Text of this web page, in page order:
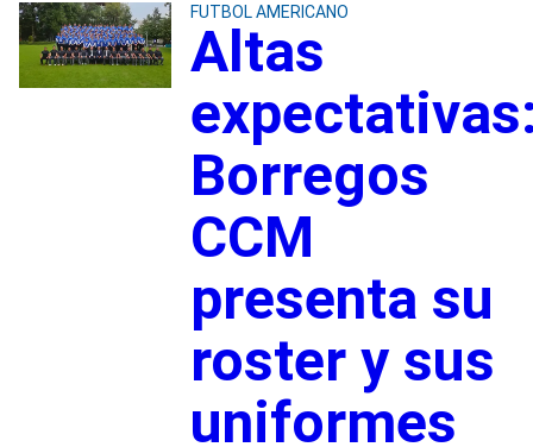
FUTBOL AMERICANO
Altas
Borregos
CCM
presenta su
roster y sus
uniformes